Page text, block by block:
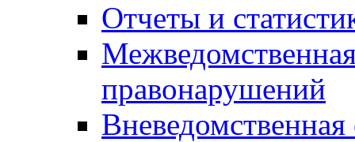
Отчеты и
правонарушений
Вневедомственная